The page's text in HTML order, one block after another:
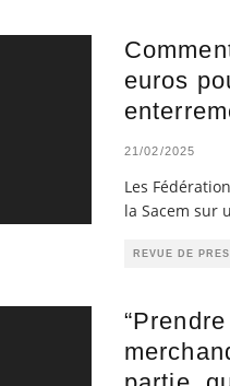
euros
21/02/2025
Les
la Sacem sur
REVUE DE